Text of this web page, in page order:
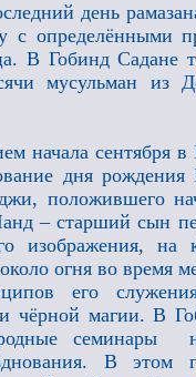
день
определёнными
В Гобинд Садане
мусульман из
начала сентября в
дня
положившего
– старший сын
изображения, на
огня во время
его
чёрной магии. В
семинары
В этом